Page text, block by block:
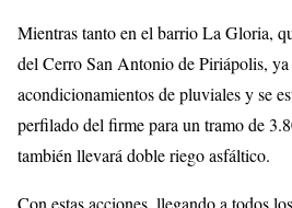
Mientras tanto en el barrio La Gloria,
del Cerro San Antonio de Piriápolis,
acondicionamientos de pluviales y se
perfilado del firme para un tramo de
también llevará doble riego asfáltico.
Con estas acciones, llegando a todos